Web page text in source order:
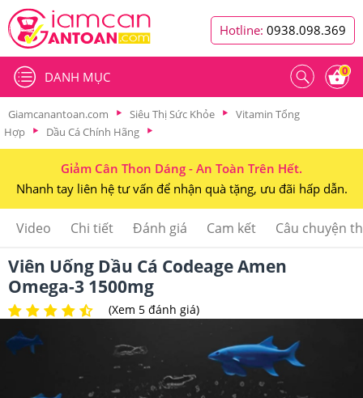
Hotline: 0938.098.369
0
DANH MỤC
Giamcanantoan.com Siêu Thị Sức Khỏe
Vitamin Tổng
Hợp
Dầu Cá Chính Hãng
Giảm Cân Thon Dáng - An Toàn Trên Hết.
Nhanh tay liên hệ tư vấn để nhận quà tặng, ưu đãi hấp dẫn.
Video Chi tiết Đánh giá Cam kết Câu chuyện
Viên Uống Dầu Cá Codeage Amen
Omega-3 1500mg
(Xem 5 đánh giá)